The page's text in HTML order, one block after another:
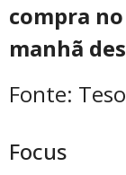
compra
manhã
Fonte:
Focus